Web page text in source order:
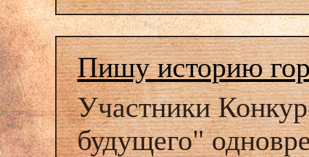
Пишу историю
Участники
будущего"